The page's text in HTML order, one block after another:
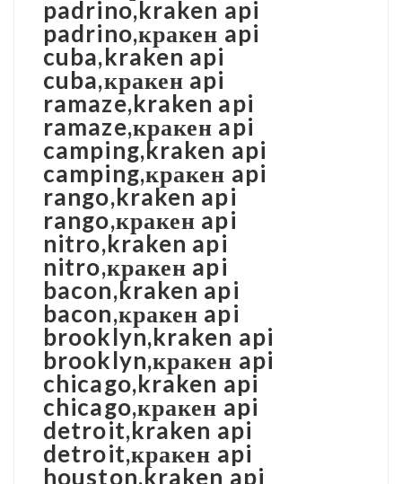
padrino,kraken api
padrino,кракен api
cuba,kraken api
cuba,кракен api
ramaze,kraken api
ramaze,кракен api
camping,kraken api
camping,кракен api
rango,kraken api
rango,кракен api
nitro,kraken api
nitro,кракен api
bacon,kraken api
bacon,кракен api
brooklyn,kraken api
brooklyn,кракен api
chicago,kraken api
chicago,кракен api
detroit,kraken api
detroit,кракен api
houston,kraken api